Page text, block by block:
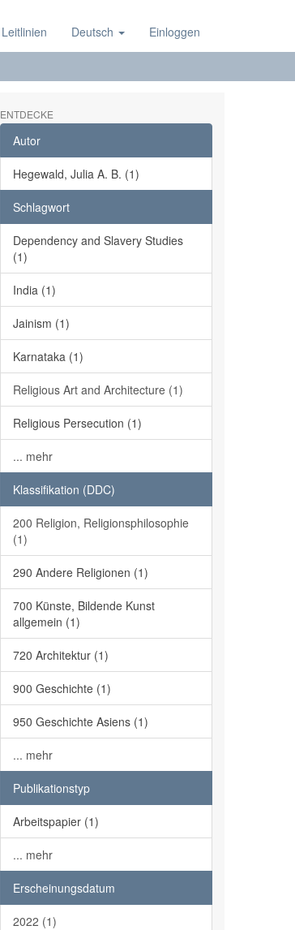
Leitlinien Deutsch Einloggen
ENTDECKE
Autor
Hegewald, Julia A. B. (1)
Schlagwort
Dependency and Slavery Studies
(1)
India (1)
Jainism (1)
Karnataka (1)
Religious Art and Architecture (1)
Religious Persecution (1)
... mehr
Klassifikation (DDC)
200 Religion, Religionsphilosophie
(1)
290 Andere Religionen (1)
700 Künste, Bildende Kunst
allgemein (1)
720 Architektur (1)
900 Geschichte (1)
950 Geschichte Asiens (1)
... mehr
Publikationstyp
Arbeitspapier (1)
... mehr
Erscheinungsdatum
2022 (1)